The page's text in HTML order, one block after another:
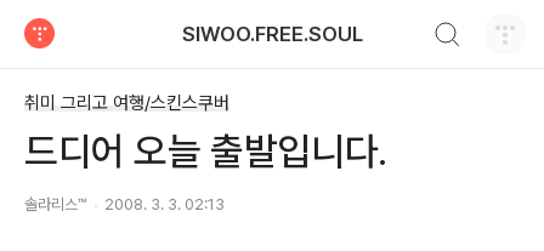
SIWOO.FREE.SOUL
취미 그리고 여행/스킨스쿠버
드디어 오늘 출발입니다.
솔라리스™ 2008. 3. 3. 02:13